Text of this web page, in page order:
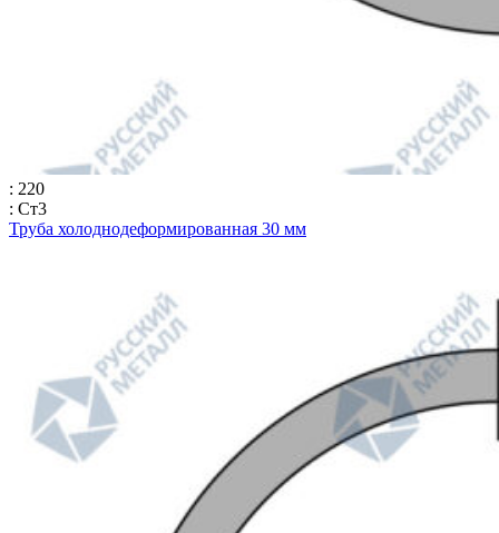
: 220
: Ст3
Труба холоднодеформированная 30 мм